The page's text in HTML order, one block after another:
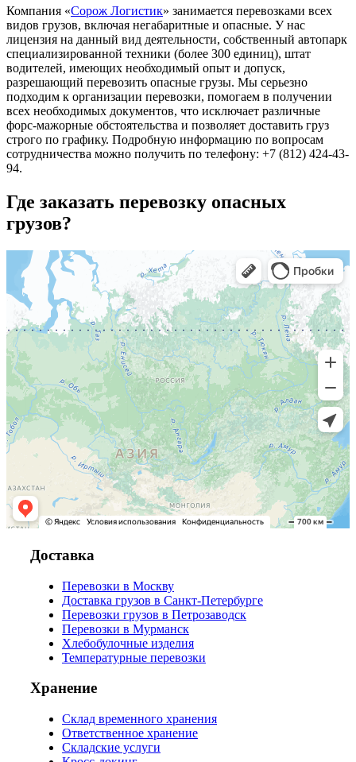
Компания «Сорож Логистик» занимается перевозками всех
видов грузов, включая негабаритные и опасные. У нас
лицензия на данный вид деятельности, собственный автопарк
специализированной техники (более 300 единиц), штат
водителей, имеющих необходимый опыт и допуск,
разрешающий перевозить опасные грузы. Мы серьезно
подходим к организации перевозки, помогаем в получении
всех необходимых документов, что исключает различные
форс-мажорные обстоятельства и позволяет доставить груз
строго по графику. Подробную информацию по вопросам
сотрудничества можно получить по телефону: +7 (812) 424-43-
94.
Где заказать перевозку опасных
грузов?
Доставка
Перевозки в Москву
Доставка грузов в Санкт-Петербурге
Перевозки грузов в Петрозаводск
Перевозки в Мурманск
Хлебобулочные изделия
Температурные перевозки
Хранение
Склад временного хранения
Ответственное хранение
Складские услуги